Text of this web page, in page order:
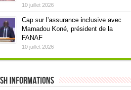
10 juillet 2026
Cap sur l’assurance inclusive avec
Mamadou Koné, président de la
FANAF
10 juillet 2026
informations